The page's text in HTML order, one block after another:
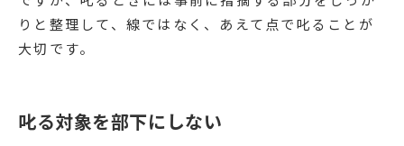
りと整理して、線ではなく、あえて点で叱ることが
大切です。
叱る対象を部下にしない